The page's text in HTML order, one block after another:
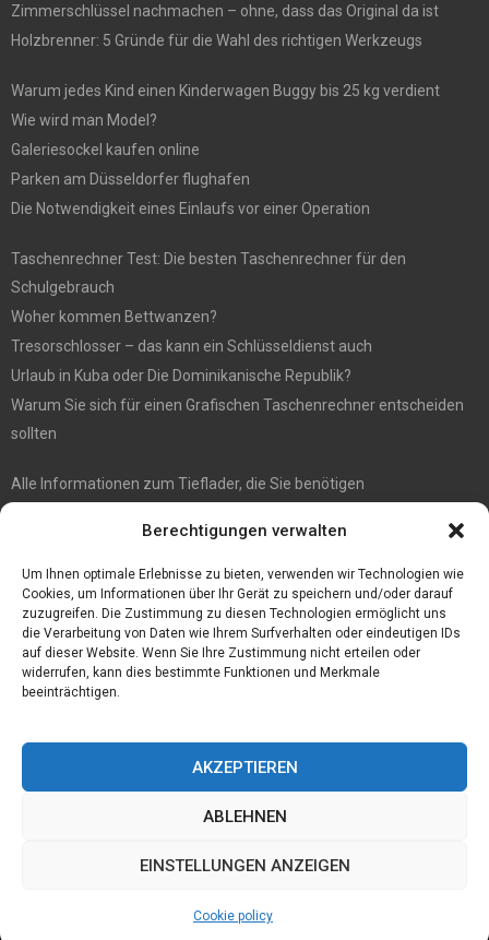
Berechtigungen verwalten
Um Ihnen optimale Erlebnisse zu bieten, verwenden wir Technologien wie
Cookies, um Informationen über Ihr Gerät zu speichern und/oder darauf
zuzugreifen. Die Zustimmung zu diesen Technologien ermöglicht uns
die Verarbeitung von Daten wie Ihrem Surfverhalten oder eindeutigen IDs
auf dieser Website. Wenn Sie Ihre Zustimmung nicht erteilen oder
widerrufen, kann dies bestimmte Funktionen und Merkmale
beeinträchtigen.
AKZEPTIEREN
ABLEHNEN
EINSTELLUNGEN ANZEIGEN
Cookie policy
Zimmerschlüssel nachmachen – ohne, dass das Original da ist
Holzbrenner: 5 Gründe für die Wahl des richtigen Werkzeugs
Warum jedes Kind einen Kinderwagen Buggy bis 25 kg verdient
Wie wird man Model?
Galeriesockel kaufen online
Parken am Düsseldorfer flughafen
Die Notwendigkeit eines Einlaufs vor einer Operation
Taschenrechner Test: Die besten Taschenrechner für den
Schulgebrauch
Woher kommen Bettwanzen?
Tresorschlosser – das kann ein Schlüsseldienst auch
Urlaub in Kuba oder Die Dominikanische Republik?
Warum Sie sich für einen Grafischen Taschenrechner entscheiden
sollten
Alle Informationen zum Tieflader, die Sie benötigen
Die Kerbl Taon X Bremsenfalle für jeden Pferdehalter
Die Moderne Welle: Kommunionkleider Modern
Contact